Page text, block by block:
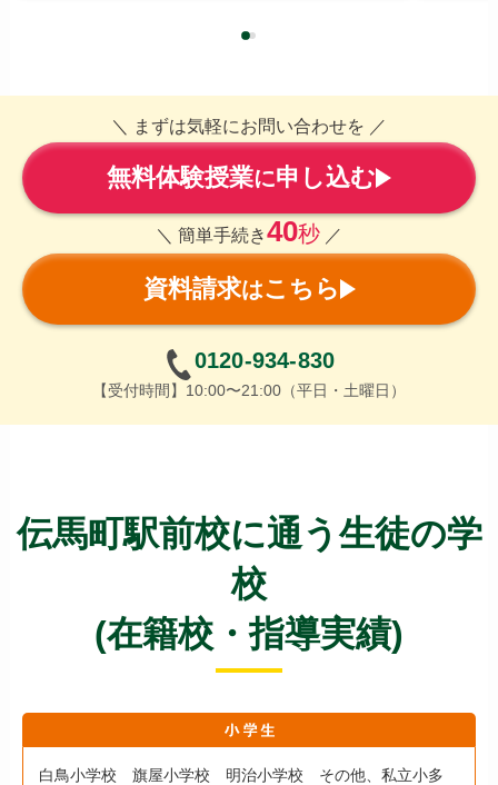
＼ まずは気軽にお問い合わせを ／
無料体験授業に申し込む
＼ 簡単手続き40秒 ／
資料請求はこちら
0120-934-830
【受付時間】10:00〜21:00（平日・土曜日）
伝馬町駅前校に通う生徒の学
校
(在籍校・指導実績)
白鳥小学校 旗屋小学校 明治小学校 その他、私立小多